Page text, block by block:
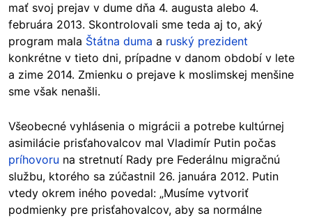
mať svoj prejav v dume dňa 4. augusta alebo 4.
februára 2013. Skontrolovali sme teda aj to, aký
program mala Štátna duma a ruský prezident
konkrétne v tieto dni, prípadne v danom období v lete
a zime 2014. Zmienku o prejave k moslimskej menšine
sme však nenašli.
Všeobecné vyhlásenia o migrácii a potrebe kultúrnej
asimilácie prisťahovalcov mal Vladimír Putin počas
príhovoru na stretnutí Rady pre Federálnu migračnú
službu, ktorého sa zúčastnil 26. januára 2012. Putin
vtedy okrem iného povedal: „Musíme vytvoriť
podmienky pre prisťahovalcov, aby sa normálne